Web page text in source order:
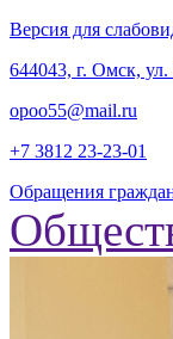
Версия для
‎644043, г. Омск,
opoo55@mail.ru
+7 3812 23-23-01
Обращения